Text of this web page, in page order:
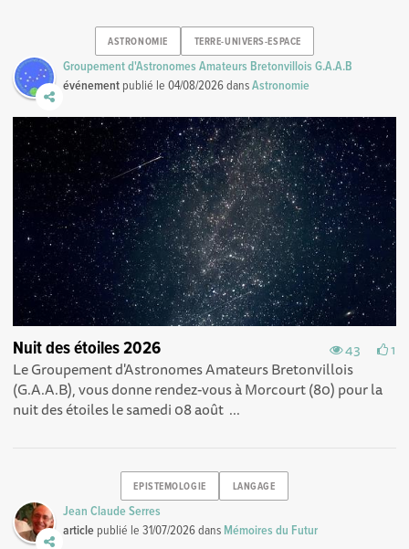
ASTRONOMIE TERRE-UNIVERS-ESPACE
Groupement d'Astronomes Amateurs Bretonvillois G.A.A.B
événement publié le04/08/2026dansAstronomie
43 1
Nuit des étoiles 2026
Le Groupement d'Astronomes Amateurs Bretonvillois
(G.A.A.B), vous donne rendez-vous à Morcourt (80) pour la
nuit des étoiles le samedi 08 août ...
EPISTEMOLOGIE LANGAGE
Jean Claude Serres
article publié le31/07/2026dans Mémoires du Futur